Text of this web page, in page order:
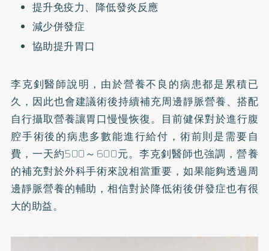
提升免疫力、降低發炎反應
減少併發症
協助提升胃口
李克釗醫師說明，由於營養不良的病患都是累積已
久，因此也會建議術後持續補充周邊靜脈營養、搭配
自行攝取營養讓胃口慢慢恢復。目前健保對於進行腹
腔手術後的病患多數能進行給付，術前則是需要自
費，一天約500～600元。李克釗醫師也強調，營養
的補充對於外科手術來說相當重要，如果能夠透過周
邊靜脈營養的輔助，相信對於降低術後併發症也有很
大的助益。